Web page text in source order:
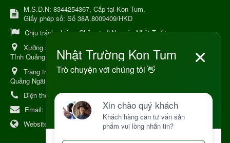
M.S.D.N: 8344254367, Cấp tại Kon Tum.
Giấy phép số: Số 38A.8009409/HKD
Chịu trách nhiệm: Chủ cơ sở Nguyễn Nhật Trường
Xưởng sản xuất:
Tỉnh Quảng Ngải
Trang trại Dược Liệu Hữu Cơ:Khu 37 Hộ Xã Măng Đen Tỉnh
Quảng Ngãi
Điện thoại:+84 906968923
Email:
kinhdoanh@nhattruongkontum.com
Website:
https://www.nhattruongkontum.com